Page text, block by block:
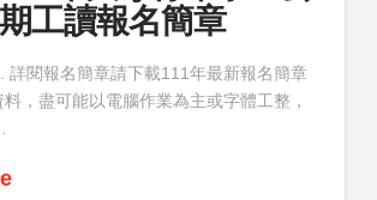
工讀報名簡章
詳閱報名簡章請下載111年最新報名簡章
，盡可能以電腦作業為主或字體工整，